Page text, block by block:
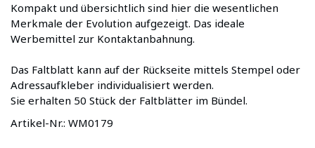
Kompakt und übersichtlich sind hier die wesentlichen
Merkmale der Evolution aufgezeigt. Das ideale
Werbemittel zur Kontaktanbahnung.
Das Faltblatt kann auf der Rückseite mittels Stempel oder
Adressaufkleber individualisiert werden.
Sie erhalten 50 Stück der Faltblätter im Bündel.
Artikel-Nr.: WM0179